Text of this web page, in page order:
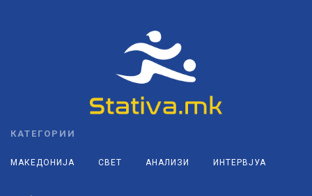
КАТЕГОРИИ
МАКЕДОНИЈА СВЕТ АНАЛИЗИ ИНТЕРВЈУА